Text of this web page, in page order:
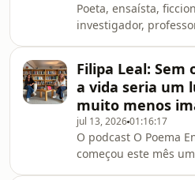
Poeta, ensaísta,
investigador,
lançou recentemente
uma investigação,
Alvim. É um regresso
universo pessoano,
perscrutar as
Literatura e o Poder
determinado período
Filipa Leal: Sem
a vida seria um
muito menos
jul 13, 202601:16:17
O podcast O Poema
começou este mês